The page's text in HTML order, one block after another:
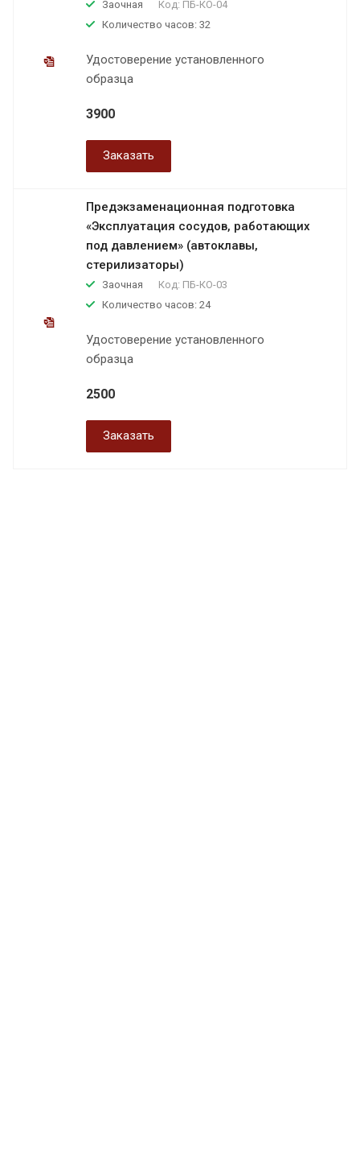
Заочная Код: ПБ-КО-04
Количество часов: 32
Удостоверение установленного
образца
3900
Заказать
Предэкзаменационная подготовка
«Эксплуатация сосудов, работающих
под давлением» (автоклавы,
стерилизаторы)
Заочная Код: ПБ-КО-03
Количество часов: 24
Удостоверение установленного
образца
2500
Заказать